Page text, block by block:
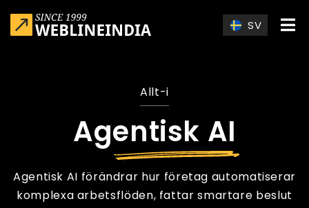
SV
Allt-i
Agentisk AI
Agentisk AI förändrar hur företag automatiserar
komplexa arbetsflöden, fattar smartare beslut